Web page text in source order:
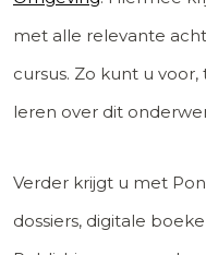
met alle relevante
cursus. Zo kunt u
leren over dit
Verder krijgt u met
dossiers, digitale